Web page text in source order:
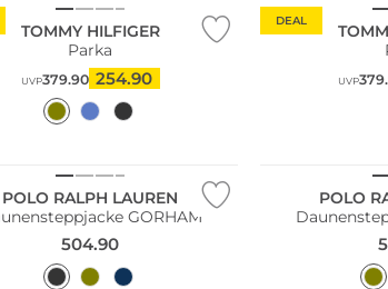
Jetzt shoppen Jetzt
TOMMY HILFIGER
Parka
UVP379.90 254.90
DEAL
UVP
POLO RALPH LAUREN
GORHAM
504.90
POLO